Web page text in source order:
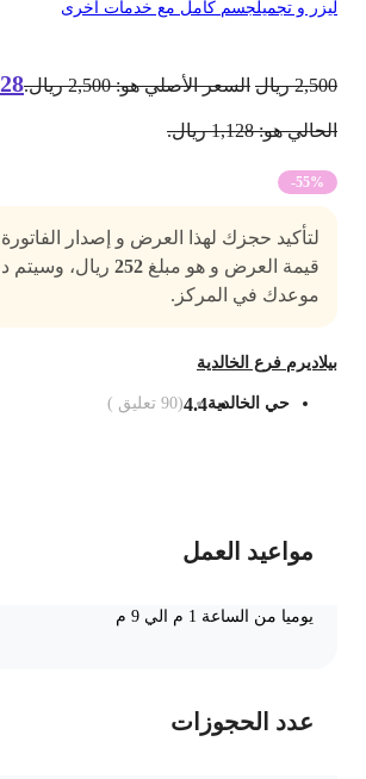
و تجميلجسم كامل مع خدمات اخرى
ريال السعر الأصلي هو: 2,500 ريال. 1,128
هو: 1,128 ريال.
-55%
لتأكيد حجزك لهذا العرض و إصدار الفاتورة
قيمة العرض و هو مبلغ252 ريال، وسيتم دفع
موعدك في المركز.
فرع الخالدية
حي الخالدية4.4
(
90تعليق )
مواعيد العمل
يوميا من الساعة 1 م الي 9 م
عدد الحجوزات